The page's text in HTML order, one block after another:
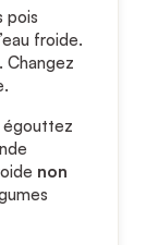
pois
froide.
Changez
égouttez
non